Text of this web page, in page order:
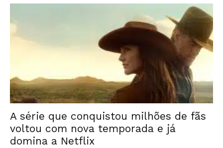
A série que conquistou milhões de fãs
voltou com nova temporada e já
domina a Netflix